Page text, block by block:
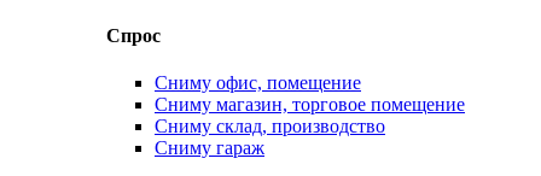
Спрос
Сниму офис, помещение
Сниму магазин, торговое помещение
Сниму склад, производство
Сниму гараж